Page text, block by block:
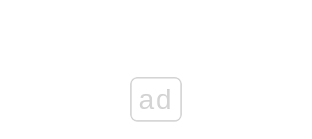
ad